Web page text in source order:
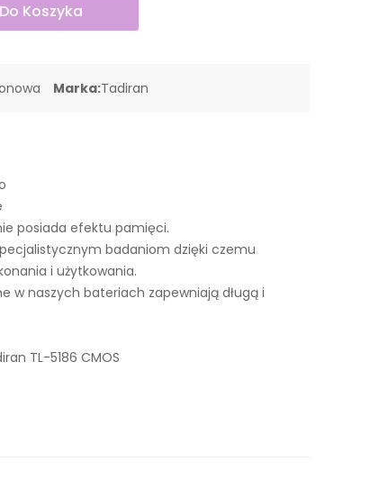
Koszyka
Marka:Tadiran
posiada efektu pamięci.
badaniom dzięki czemu
i użytkowania.
w naszych bateriach zapewniają długą i
TL-5186 CMOS